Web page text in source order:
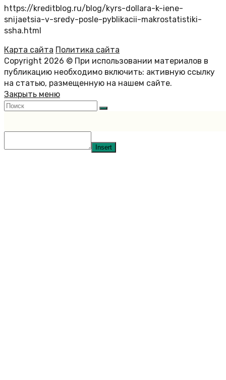
https://kreditblog.ru/blog/kyrs-dollara-k-iene-
snijaetsia-v-sredy-posle-pyblikacii-makrostatistiki-
ssha.html
Карта сайта Политика сайта
Copyright 2026 © При использовании материалов в
публикацию необходимо включить: активную ссылку
на статью, размещенную на нашем сайте.
Закрыть меню
Insert